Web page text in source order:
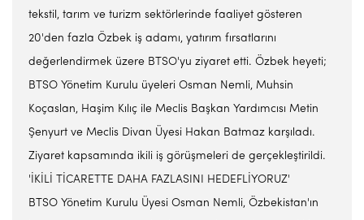
tekstil, tarım ve turizm sektörlerinde faaliyet gösteren
20'den fazla Özbek iş adamı, yatırım fırsatlarını
değerlendirmek üzere BTSO'yu ziyaret etti. Özbek heyeti;
BTSO Yönetim Kurulu üyeleri Osman Nemli, Muhsin
Koçaslan, Haşim Kılıç ile Meclis Başkan Yardımcısı Metin
Şenyurt ve Meclis Divan Üyesi Hakan Batmaz karşıladı.
Ziyaret kapsamında ikili iş görüşmeleri de gerçekleştirildi.
'İKİLİ TİCARETTE DAHA FAZLASINI HEDEFLİYORUZ'
BTSO Yönetim Kurulu Üyesi Osman Nemli, Özbekistan'ın